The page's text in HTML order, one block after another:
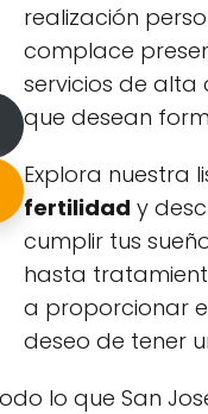
realización
complace
servicios de
que desean
Explora nuestra
fertilidad y
cumplir tus
hasta
a proporcionar
deseo de tener
lo que San